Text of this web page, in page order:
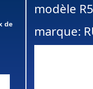
de
modèle
marque: